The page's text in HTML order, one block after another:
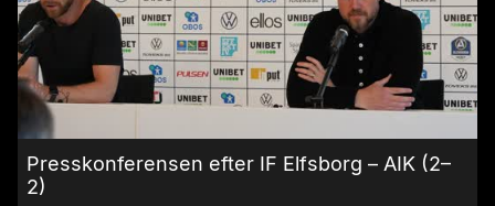
Presskonferensen efter IF Elfsborg – AIK (2–
2)